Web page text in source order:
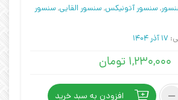
, سنسور آتونیکس, سنسور القایی, سنسور
17 آذر 1404
۱,۲۳۰,۰۰۰ تومان
افزودن به سبد خرید